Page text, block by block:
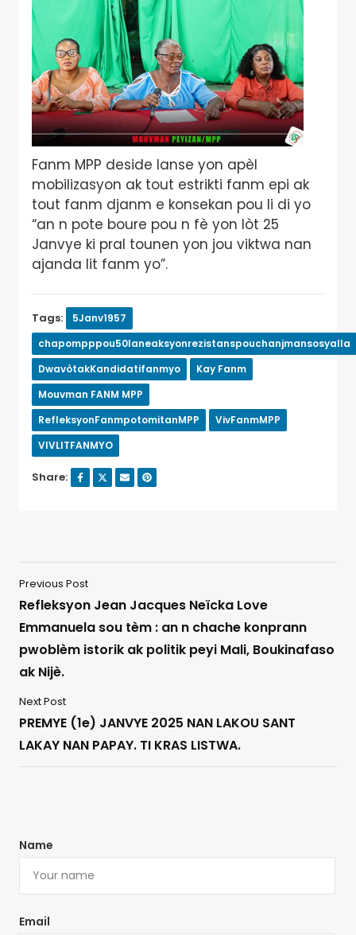
Fanm MPP deside lanse yon apèl
mobilizasyon ak tout estrikti fanm epi ak
tout fanm djanm e konsekan pou li di yo
“an n pote boure pou n fè yon lòt 25
Janvye ki pral tounen yon jou viktwa nan
ajanda lit fanm yo”.
Tags:
5Janv1957
chapompppou50laneaksyonrezistanspouchanjmansosyalla
DwavòtakKandidatifanmyo
Kay Fanm
Mouvman FANM MPP
RefleksyonFanmpotomitanMPP
VivFanmMPP
VIVLITFANMYO
Share:
Previous Post
Refleksyon Jean Jacques Neïcka Love
Emmanuela sou tèm : an n chache konprann
pwoblèm istorik ak politik peyi Mali, Boukinafaso
ak Nijè.
Next Post
PREMYE (1e) JANVYE 2025 NAN LAKOU SANT
LAKAY NAN PAPAY. TI KRAS LISTWA.
Name
Email